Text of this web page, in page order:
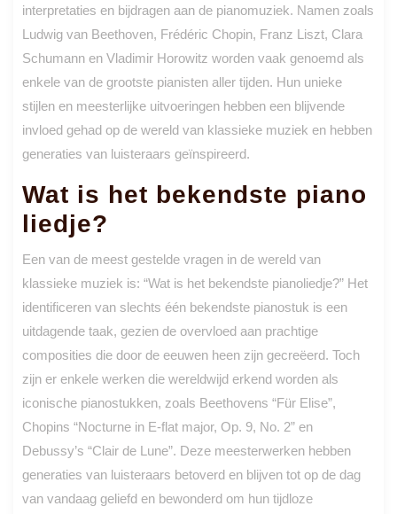
interpretaties en bijdragen aan de pianomuziek. Namen zoals
Ludwig van Beethoven, Frédéric Chopin, Franz Liszt, Clara
Schumann en Vladimir Horowitz worden vaak genoemd als
enkele van de grootste pianisten aller tijden. Hun unieke
stijlen en meesterlijke uitvoeringen hebben een blijvende
invloed gehad op de wereld van klassieke muziek en hebben
generaties van luisteraars geïnspireerd.
Wat is het bekendste piano
liedje?
Een van de meest gestelde vragen in de wereld van
klassieke muziek is: “Wat is het bekendste pianoliedje?” Het
identificeren van slechts één bekendste pianostuk is een
uitdagende taak, gezien de overvloed aan prachtige
composities die door de eeuwen heen zijn gecreëerd. Toch
zijn er enkele werken die wereldwijd erkend worden als
iconische pianostukken, zoals Beethovens “Für Elise”,
Chopins “Nocturne in E-flat major, Op. 9, No. 2” en
Debussy’s “Clair de Lune”. Deze meesterwerken hebben
generaties van luisteraars betoverd en blijven tot op de dag
van vandaag geliefd en bewonderd om hun tijdloze